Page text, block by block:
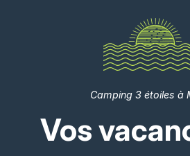
Camping 3 étoiles à
Vos